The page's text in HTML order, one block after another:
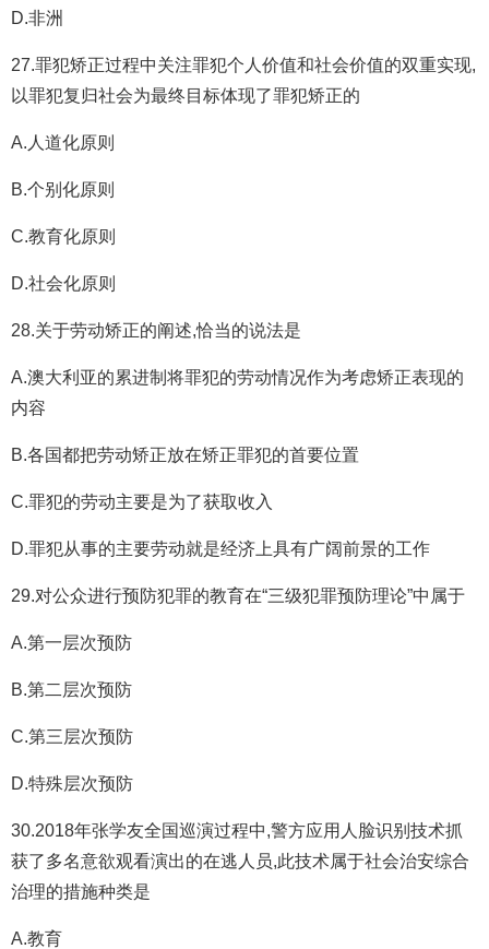
D.非洲
27.罪犯矫正过程中关注罪犯个人价值和社会价值的双重实现,
以罪犯复归社会为最终目标体现了罪犯矫正的
A.人道化原则
B.个别化原则
C.教育化原则
D.社会化原则
28.关于劳动矫正的阐述,恰当的说法是
A.澳大利亚的累进制将罪犯的劳动情况作为考虑矫正表现的
内容
B.各国都把劳动矫正放在矫正罪犯的首要位置
C.罪犯的劳动主要是为了获取收入
D.罪犯从事的主要劳动就是经济上具有广阔前景的工作
29.对公众进行预防犯罪的教育在“三级犯罪预防理论”中属于
A.第一层次预防
B.第二层次预防
C.第三层次预防
D.特殊层次预防
30.2018年张学友全国巡演过程中,警方应用人脸识别技术抓
获了多名意欲观看演出的在逃人员,此技术属于社会治安综合
治理的措施种类是
A.教育